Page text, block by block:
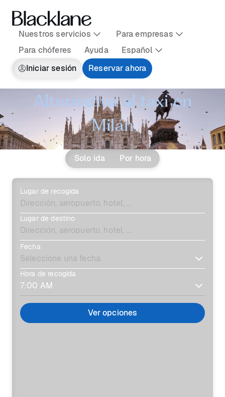
Nuestros servicios
Para empresas
Para chóferes
Ayuda
Español
Iniciar sesión
Reservar ahora
Alternativa al taxi en
Milán
Solo ida Por hora
Lugar de recogida
Lugar de destino
Fecha
Hora de recogida
Ver opciones